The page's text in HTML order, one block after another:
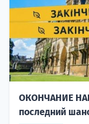
ОКОНЧАНИЕ
последний